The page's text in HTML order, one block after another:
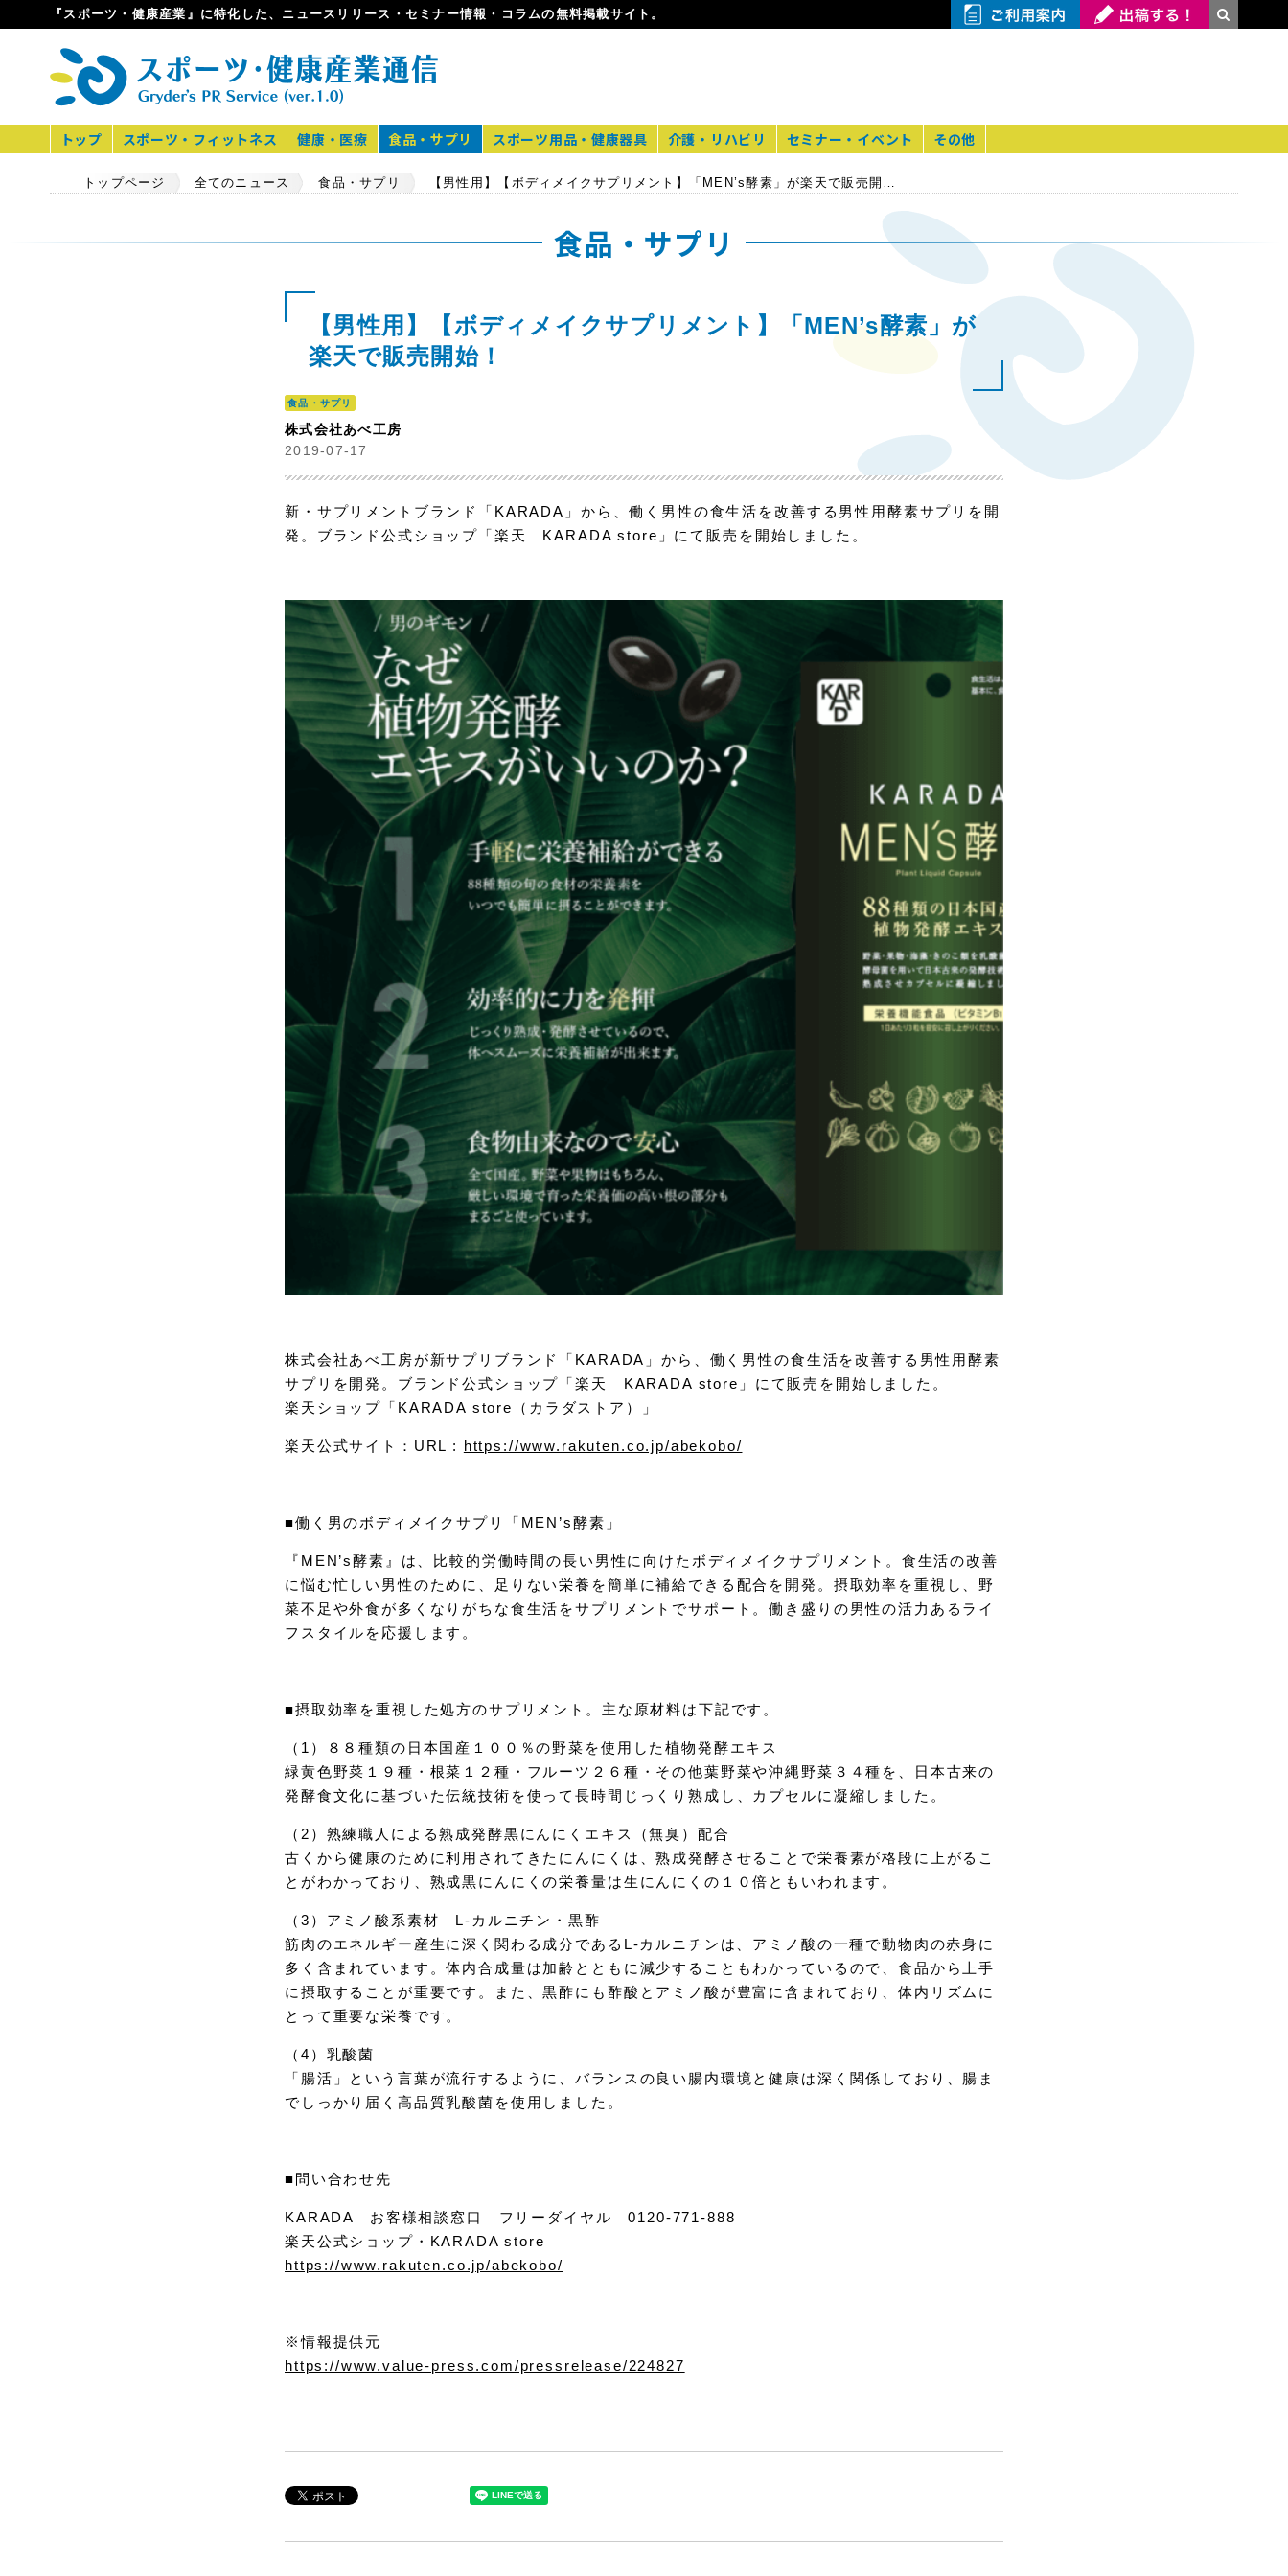
『スポーツ・健康産業』に特化した、ニュースリリース・セミナー情報・コラムの無料掲載サイト。
トップ スポーツ・フィットネス 健康・医療 食品・サプリ スポーツ用品・健康器具 介護・リハビリ セミナー・イベント その他
トップページ 全てのニュース 食品・サプリ 【男性用】【ボディメイクサプリメント】「MEN’s酵素」が楽天で販売開始！
食品・サプリ
【男性用】【ボディメイクサプリメント】「MEN’s酵素」が
楽天で販売開始！
食品・サプリ
株式会社あべ工房
2019-07-17
新・サプリメントブランド「KARADA」から、働く男性の食生活を改善する男性用酵素サプリを開
発。ブランド公式ショップ「楽天 KARADA store」にて販売を開始しました。
株式会社あべ工房が新サプリブランド「KARADA」から、働く男性の食生活を改善する男性用酵素
サプリを開発。ブランド公式ショップ「楽天 KARADA store」にて販売を開始しました。
楽天ショップ「KARADA store（カラダストア）」
楽天公式サイト：URL : https://www.rakuten.co.jp/abekobo/
■働く男のボディメイクサプリ「MEN’s酵素」
『MEN’s酵素』は、比較的労働時間の長い男性に向けたボディメイクサプリメント。食生活の改善
に悩む忙しい男性のために、足りない栄養を簡単に補給できる配合を開発。摂取効率を重視し、野
菜不足や外食が多くなりがちな食生活をサプリメントでサポート。働き盛りの男性の活力あるライ
フスタイルを応援します。
■摂取効率を重視した処方のサプリメント。主な原材料は下記です。
（1）８８種類の日本国産１００％の野菜を使用した植物発酵エキス
緑黄色野菜１９種・根菜１２種・フルーツ２６種・その他葉野菜や沖縄野菜３４種を、日本古来の
発酵食文化に基づいた伝統技術を使って長時間じっくり熟成し、カプセルに凝縮しました。
（2）熟練職人による熟成発酵黒にんにくエキス（無臭）配合
古くから健康のために利用されてきたにんにくは、熟成発酵させることで栄養素が格段に上がるこ
とがわかっており、熟成黒にんにくの栄養量は生にんにくの１０倍ともいわれます。
（3）アミノ酸系素材 L-カルニチン・黒酢
筋肉のエネルギー産生に深く関わる成分であるL-カルニチンは、アミノ酸の一種で動物肉の赤身に
多く含まれています。体内合成量は加齢とともに減少することもわかっているので、食品から上手
に摂取することが重要です。また、黒酢にも酢酸とアミノ酸が豊富に含まれており、体内リズムに
とって重要な栄養です。
（4）乳酸菌
「腸活」という言葉が流行するように、バランスの良い腸内環境と健康は深く関係しており、腸ま
でしっかり届く高品質乳酸菌を使用しました。
■問い合わせ先
KARADA お客様相談窓口 フリーダイヤル 0120-771-888
楽天公式ショップ・KARADA store
https://www.rakuten.co.jp/abekobo/
※情報提供元
https://www.value-press.com/pressrelease/224827